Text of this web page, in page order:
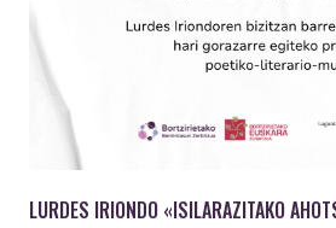
LURDES IRIONDO «ISILARAZITAKO